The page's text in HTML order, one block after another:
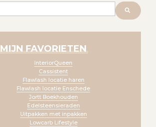
MIJN FAVORIETEN
InteriorQueen
Cassistent
Flawlash locatie haren
Flawlash locatie Enschede
Jortt Boekhouden
Edelsteensieraden
Uitpakken met inpakken
Lowcarb Lifestyle